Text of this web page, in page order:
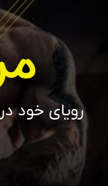
رویای خود